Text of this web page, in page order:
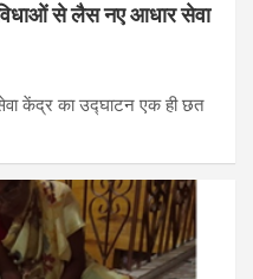
से लैस नए आधार सेवा
केंद्र का उद्घाटन एक ही छत